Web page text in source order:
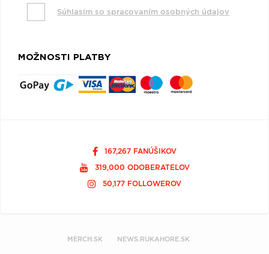
Súhlasím so spracovaním osobných údajov
MOŽNOSTI PLATBY
167,267 FANÚŠIKOV
319,000 ODOBERATEĽOV
50,177 FOLLOWEROV
MERCH.SK NEWS.RUKAHORE.SK